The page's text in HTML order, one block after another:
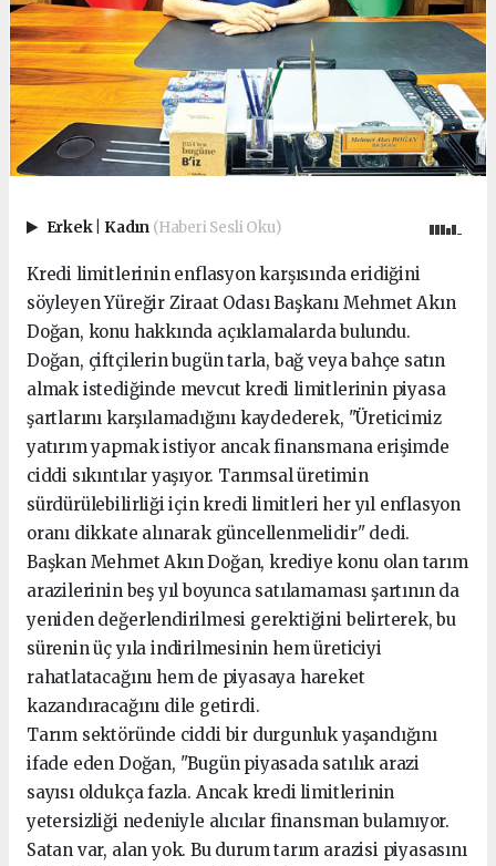
Erkek Kadın (Haberi Sesli Oku)
Kredi limitlerinin enflasyon karşısında eridiğini
söyleyen Yüreğir Ziraat Odası Başkanı Mehmet Akın
Doğan, konu hakkında açıklamalarda bulundu.
Doğan, çiftçilerin bugün tarla, bağ veya bahçe satın
almak istediğinde mevcut kredi limitlerinin piyasa
şartlarını karşılamadığını kaydederek, "Üreticimiz
yatırım yapmak istiyor ancak finansmana erişimde
ciddi sıkıntılar yaşıyor. Tarımsal üretimin
sürdürülebilirliği için kredi limitleri her yıl enflasyon
oranı dikkate alınarak güncellenmelidir" dedi.
Başkan Mehmet Akın Doğan, krediye konu olan tarım
arazilerinin beş yıl boyunca satılamaması şartının da
yeniden değerlendirilmesi gerektiğini belirterek, bu
sürenin üç yıla indirilmesinin hem üreticiyi
rahatlatacağını hem de piyasaya hareket
kazandıracağını dile getirdi.
Tarım sektöründe ciddi bir durgunluk yaşandığını
ifade eden Doğan, "Bugün piyasada satılık arazi
sayısı oldukça fazla. Ancak kredi limitlerinin
yetersizliği nedeniyle alıcılar finansman bulamıyor.
Satan var, alan yok. Bu durum tarım arazisi piyasasını